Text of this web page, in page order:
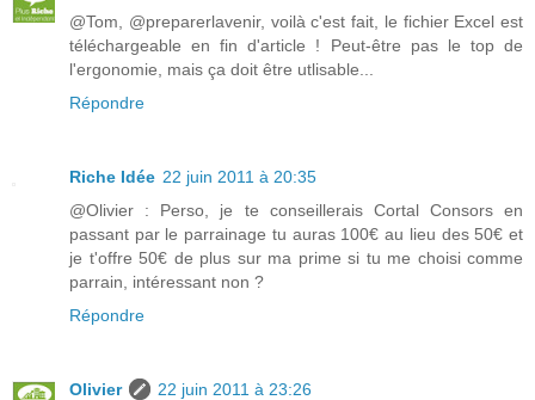
@Tom, @preparerlavenir, voilà c'est fait, le fichier Excel est
téléchargeable en fin d'article ! Peut-être pas le top de
l'ergonomie, mais ça doit être utlisable...
Répondre
Riche Idée 22 juin 2011 à 20:35
@Olivier : Perso, je te conseillerais Cortal Consors en
passant par le parrainage tu auras 100€ au lieu des 50€ et
je t'offre 50€ de plus sur ma prime si tu me choisi comme
parrain, intéressant non ?
Répondre
Olivier
22 juin 2011 à 23:26